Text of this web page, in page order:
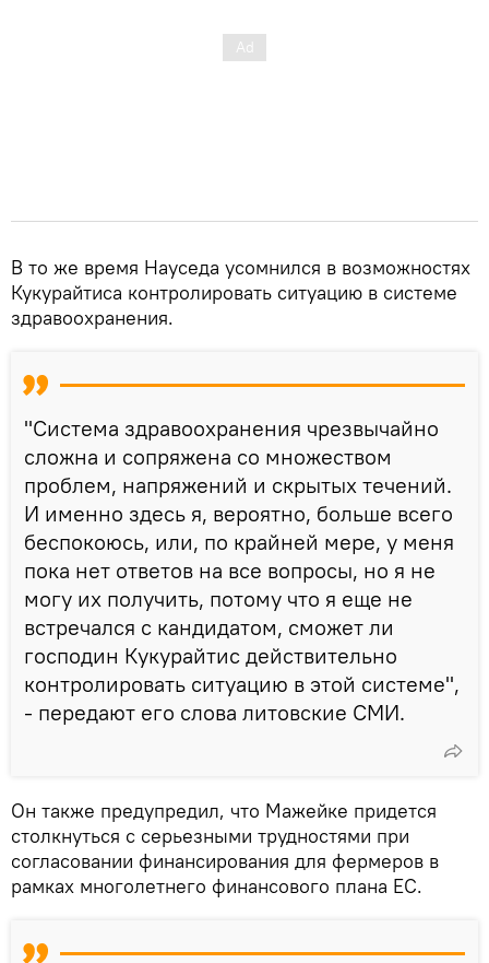
В то же время Науседа усомнился в возможностях
Кукурайтиса контролировать ситуацию в системе
здравоохранения.
"Система здравоохранения чрезвычайно
сложна и сопряжена со множеством
проблем, напряжений и скрытых течений.
И именно здесь я, вероятно, больше всего
беспокоюсь, или, по крайней мере, у меня
пока нет ответов на все вопросы, но я не
могу их получить, потому что я еще не
встречался с кандидатом, сможет ли
господин Кукурайтис действительно
контролировать ситуацию в этой системе",
- передают его слова литовские СМИ.
Он также предупредил, что Мажейке придется
столкнуться с серьезными трудностями при
согласовании финансирования для фермеров в
рамках многолетнего финансового плана ЕС.